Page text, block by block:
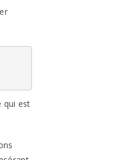
qui est